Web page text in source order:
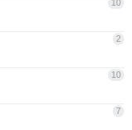
10
2
10
7